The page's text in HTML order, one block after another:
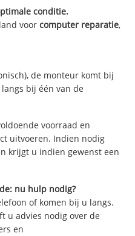
conditie.
voorcomputer reparatie,
de monteur komt bij
bij één van de
voorraad en
uitvoeren. Indien nodig
krijgt u indien gewenst een
nu hulp nodig?
of komen bij u langs.
u advies nodig over de
en